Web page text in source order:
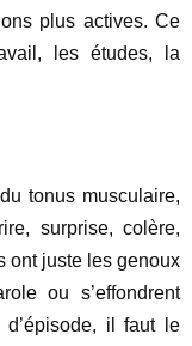
plus actives. Ce
les études, la
tonus musculaire,
surprise, colère,
ont juste les genoux
ou s’effondrent
il faut le